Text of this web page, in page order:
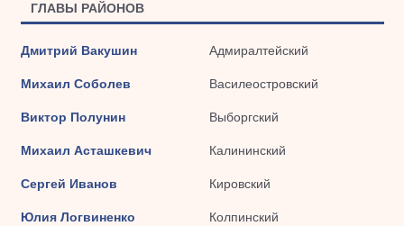
ГЛАВЫ РАЙОНОВ
Дмитрий Вакушин Адмиралтейский
Михаил Соболев Василеостровский
Виктор Полунин Выборгский
Михаил Асташкевич Калининский
Сергей Иванов Кировский
Юлия Логвиненко Колпинский